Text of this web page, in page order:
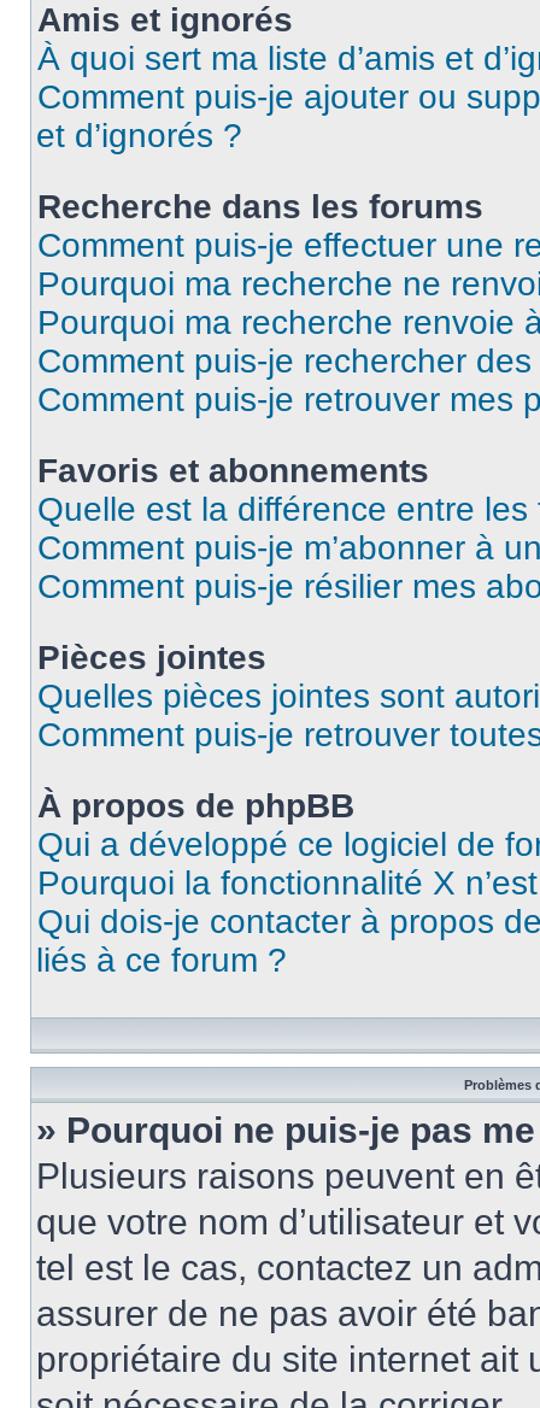
Amis et ignorés
À quoi sert ma liste d’amis et
Comment puis-je ajouter ou
et d’ignorés ?
Recherche dans les forums
Comment puis-je effectuer une
Pourquoi ma recherche ne
Pourquoi ma recherche renvoie
Comment puis-je rechercher
Comment puis-je retrouver mes
Favoris et abonnements
Quelle est la différence entre
Comment puis-je m’abonner à
Comment puis-je résilier mes
Pièces jointes
Quelles pièces jointes sont
Comment puis-je retrouver
À propos de phpBB
Qui a développé ce logiciel de
Pourquoi la fonctionnalité X
Qui dois-je contacter à propos
liés à ce forum ?
Problèmes
» Pourquoi ne puis-je pas
Plusieurs raisons peuvent en
que votre nom d’utilisateur et
tel est le cas, contactez un
assurer de ne pas avoir été
propriétaire du site internet ait